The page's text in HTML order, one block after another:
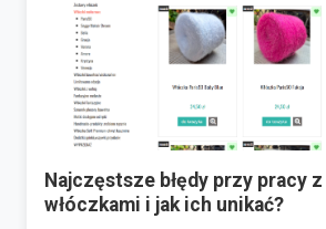
Najczęstsze błędy przy pracy
włóczkami i jak ich unikać?